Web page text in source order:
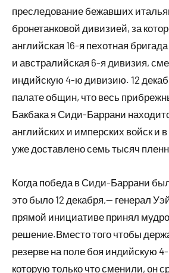
преследование бежавших
бронетанковой дивизией, за
английская 16-я пехотная
и австралийская 6-я дивизия,
индийскую 4-ю дивизию. 12
палате общин, что весь
Бакбака я Сиди-Баррани
английских и имперских войск и
уже доставлено семь тысяч
Когда победа в Сиди-Баррани
это было 12 декабря,— генерал
прямой инициативе принял
решение.Вместо того чтобы
резерве на поле боя индийскую
которую только что сменили, он